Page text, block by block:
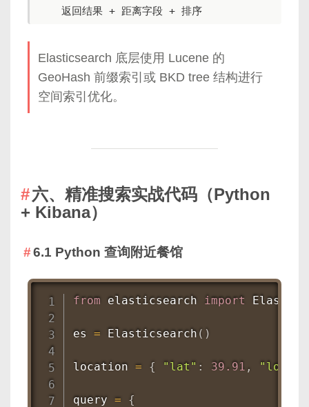
    返回结果 + 距离字段 + 排序
Elasticsearch 底层使用 Lucene 的
GeoHash 前缀索引或 BKD tree 结构进行
空间索引优化。
六、精准搜索实战代码（Python
+ Kibana）
6.1 Python 查询附近餐馆
from elasticsearch import
es = Elasticsearch ( )
location = { "lat" : 39.91 , "lon"
query = {